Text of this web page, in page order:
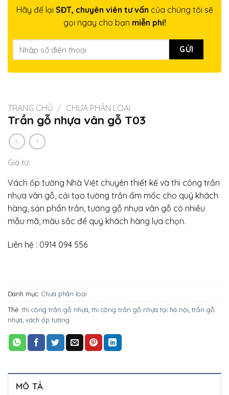
Hãy để lại SĐT, chuyên viên tư vấn của chúng tôi sẽ
gọi ngay cho bạn miễn phí!
TRANG CHỦ / CHƯA PHÂN LOẠI
Trần gỗ nhựa vân gỗ T03
Giá từ:
Vách ốp tường Nhà Việt chuyên thiết kế và thi công trần
nhựa vân gỗ, cải tạo tường trần ẩm mốc cho quý khách
hàng, sản phẩn trần, tường gỗ nhựa vân gỗ có nhiều
mẫu mã, màu sắc để quý khách hàng lựa chọn.
Liên hệ : 0914 094 556
Danh mục: Chưa phân loại
Thẻ: thi công trần gỗ nhựa thi công trần gỗ nhựa tại hà nội trần gỗ
nhựa vách ốp tường
MÔ TẢ